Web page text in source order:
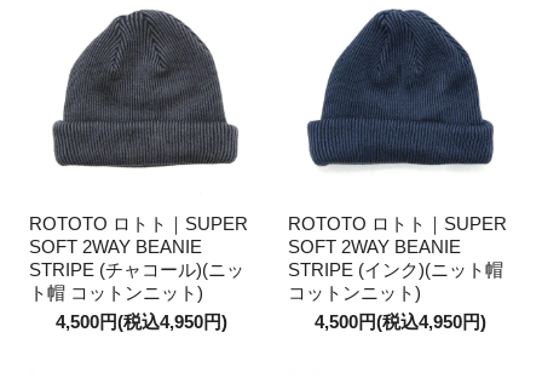
ROTOTO ロトト｜SUPER
SOFT 2WAY BEANIE
STRIPE (チャコール)(ニッ
ト帽 コットンニット)
4,500円(税込4,950円)
ROTOTO ロトト｜SUPER
SOFT 2WAY BEANIE
STRIPE (インク)(ニット帽
コットンニット)
4,500円(税込4,950円)